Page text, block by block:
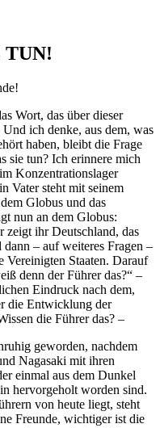
TUN!
Wort, das über dieser
ich denke, aus dem, was
haben, bleibt die Frage
sie tun? Ich erinnere mich
Konzentrationslager
Vater steht mit seinem
Globus und das
nun an dem Globus:
zeigt ihr Deutschland, das
– auf weiteres Fragen –
Vereinigten Staaten. Darauf
denn der Führer das?“ –
Eindruck nach dem,
die Entwicklung der
die Führer das? –
geworden, nachdem
Nagasaki mit ihren
einmal aus dem Dunkel
hervorgeholt worden sind.
von heute liegt, steht
Freunde, wichtiger ist die